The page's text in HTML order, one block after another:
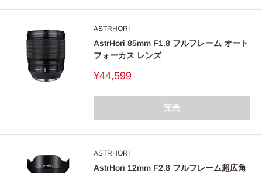
ASTRHORI
AstrHori 85mm F1.8 フルフレーム オート
フォーカス レンズ
販
価
¥44,599
完売
ASTRHORI
AstrHori 12mm F2.8 フルフレーム超広角